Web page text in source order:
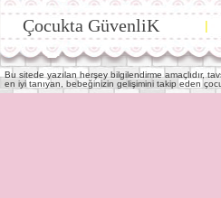
Çocukta GüvenliK |
Bu sitede yazılan herşey bilgilendirme amaçlıdır,
en iyi tanıyan, bebeğinizin gelişimini takip eden